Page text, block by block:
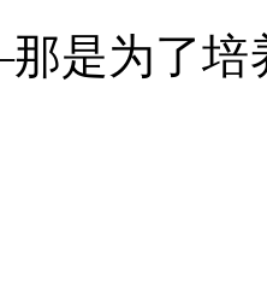
是为了培